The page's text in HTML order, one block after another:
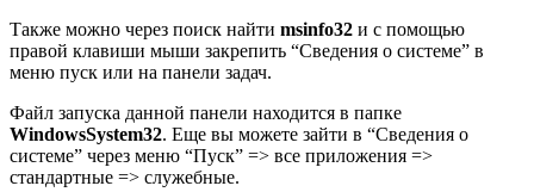
Также можно через поиск найти msinfo32 и с помощью
правой клавиши мыши закрепить “Сведения о системе” в
меню пуск или на панели задач.
Файл запуска данной панели находится в папке
WindowsSystem32. Еще вы можете зайти в “Сведения о
системе” через меню “Пуск” => все приложения =>
стандартные => служебные.